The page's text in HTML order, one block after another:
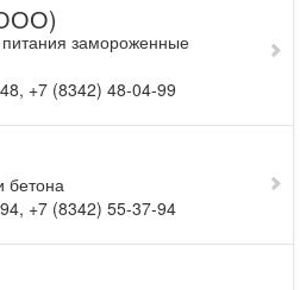
питания замороженные
+7 (8342) 48-04-99
бетона
+7 (8342) 55-37-94